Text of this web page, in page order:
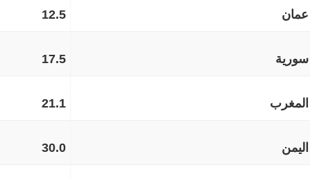
عمان 12.5
سورية 17.5
المغرب 21.1
اليمن 30.0